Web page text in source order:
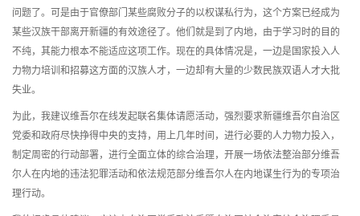
问题了。可是由于官僚部门某些腐败分子的以权谋私行为，这个方案已经成为
某些汉族干部离开新疆的有效途径了。他们就是到了内地，由于学习时的目的
不纯，其能力根本不能适应这项工作。现在的具体情况是，一边是国家投入人
力物力培训和招募这方面的汉族人才，一边却有大量的少数民族双语人才大批
失业。
为此，我建议维吾尔在线发起联名集体请愿活动，强烈要求新疆维吾尔自治区
党委和政府尽快挣得中央的支持，用上几年时间，进行必要的人力物力投入，
制定周密的行动部署，进行全面立体的综合治理，开展一场依法整治部分维吾
尔人在内地的违法犯罪活动和依法规范部分维吾尔人在内地谋生行为的专项治
理行动。